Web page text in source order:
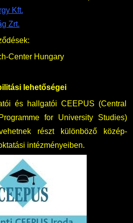
Kft.
Zrt.
Center Hungary
lehetőségei
és hallgatói CEEPUS (Central
for University Studies)
részt különböző közép-
intézményeiben.